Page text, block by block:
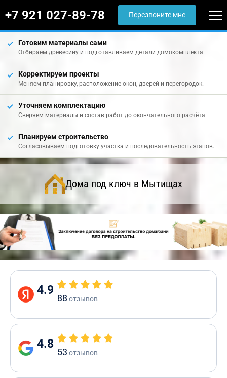
+7 921 027-89-78 Перезвоните мне
Готовим материалы сами
Отбираем древесину и подготавливаем детали домокомплекта.
Корректируем проекты
Меняем планировку, расположение окон, дверей и перегородок.
Уточняем комплектацию
Сверяем материалы и состав работ до окончательного расчёта.
Планируем строительство
Согласовываем подготовку участка и последовательность этапов.
Дома под ключ в Мытищах
4.9
88 отзывов
4.8
53 отзывов